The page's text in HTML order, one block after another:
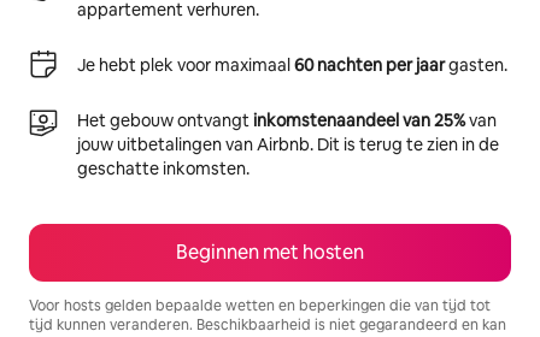
appartement verhuren.
Je hebt plek voor maximaal60 nachten per jaargasten.
Het gebouw ontvangtinkomstenaandeel van 25%van
jouw uitbetalingen van Airbnb. Dit is terug te zien in de
geschatte inkomsten.
Beginnen met hosten
Voor hosts gelden bepaalde wetten en beperkingen die van tijd tot
tijd kunnen veranderen. Beschikbaarheid is niet gegarandeerd en kan